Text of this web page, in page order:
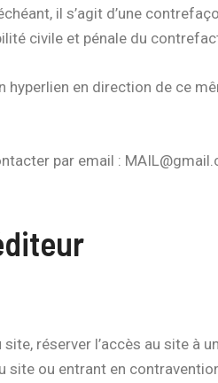
il s’agit d’une
civile et pénale du
en direction de ce
par email :
réserver l’accès au site à
ou entrant en